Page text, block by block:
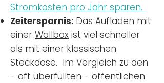
Stromkosten pro Jahr sparen.
Zeitersparnis: Das Aufladen mit
einer Wallbox ist viel schneller
als mit einer klassischen
Steckdose. Im Vergleich zu den
- oft überfüllten - öffentlichen